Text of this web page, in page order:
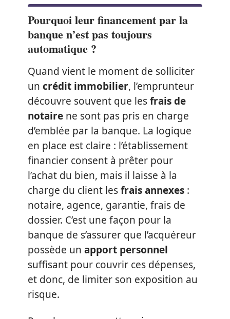
Pourquoi leur financement par la
banque n’est pas toujours
automatique ?
Quand vient le moment de solliciter
un crédit immobilier, l’emprunteur
découvre souvent que lesfrais de
notaire ne sont pas pris en charge
d’emblée par la banque. La logique
en place est claire : l’établissement
financier consent à prêter pour
l’achat du bien, mais il laisse à la
charge du client lesfrais annexes :
notaire, agence, garantie, frais de
dossier. C’est une façon pour la
banque de s’assurer que l’acquéreur
possède un apport personnel
suffisant pour couvrir ces dépenses,
et donc, de limiter son exposition au
risque.